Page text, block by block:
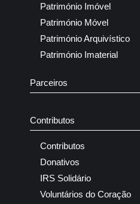
Património Imóvel
Património Móvel
Património Arquivístico
Património Imaterial
Parceiros
Contributos
Contributos
Donativos
IRS Solidário
Voluntários do Coração